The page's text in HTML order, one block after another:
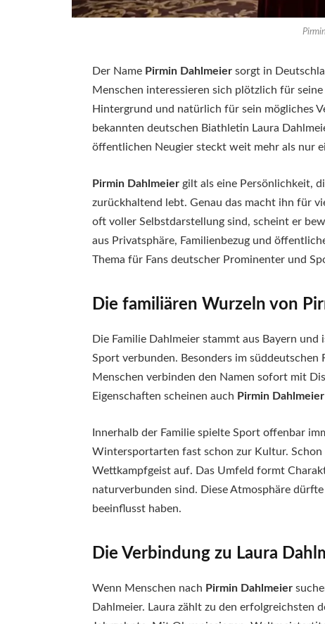
Der Name Pirmin Dahlmeier sorgt in
Menschen interessieren sich plötzlich für
Hintergrund und natürlich für sein mögliches
bekannten deutschen Biathletin Laura
öffentlichen Neugier steckt weit mehr als nur
Pirmin Dahlmeier gilt als eine Persönlichkeit,
zurückhaltend lebt. Genau das macht ihn für
oft voller Selbstdarstellung sind, scheint er
aus Privatsphäre, Familienbezug und
Thema für Fans deutscher Prominenter und
Die familiären Wurzeln von
Die Familie Dahlmeier stammt aus Bayern
Sport verbunden. Besonders im süddeutschen
Menschen verbinden den Namen sofort mit
Eigenschaften scheinen auch Pirmin Dahlmeier
Innerhalb der Familie spielte Sport offenbar
Wintersportarten fast schon zur Kultur.
Wettkampfgeist auf. Das Umfeld formt
naturverbunden sind. Diese Atmosphäre dürfte
beeinflusst haben.
Die Verbindung zu Laura
Wenn Menschen nach Pirmin Dahlmeier
Dahlmeier. Laura zählt zu den